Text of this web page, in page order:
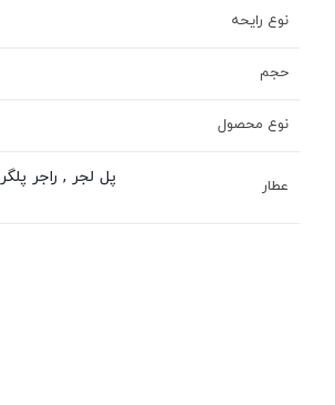
نوع رایحه
حجم
نوع محصول
عطار
پل لجر , راجر